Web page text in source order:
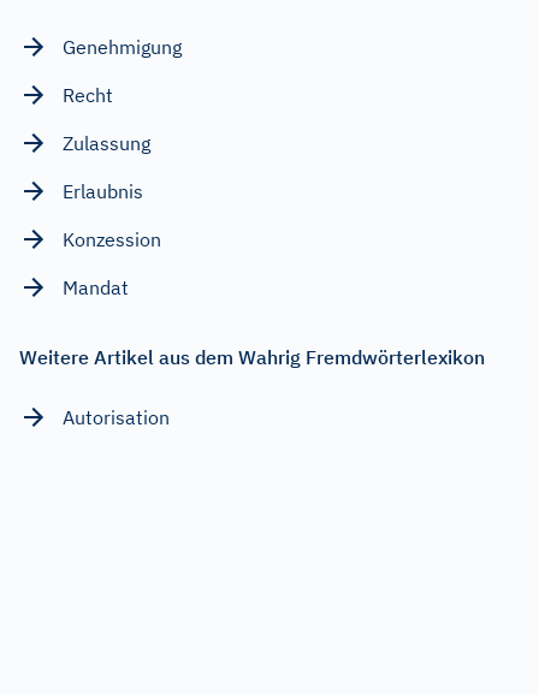
Genehmigung
Recht
Zulassung
Erlaubnis
Konzession
Mandat
Weitere Artikel aus dem Wahrig Fremdwörterlexikon
Autorisation